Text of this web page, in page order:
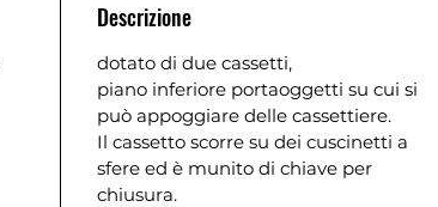
Descrizione
dotato di due cassetti,
piano inferiore portaoggetti su cui si
può appoggiare delle cassettiere.
Il cassetto scorre su dei cuscinetti a
sfere ed è munito di chiave per
chiusura.